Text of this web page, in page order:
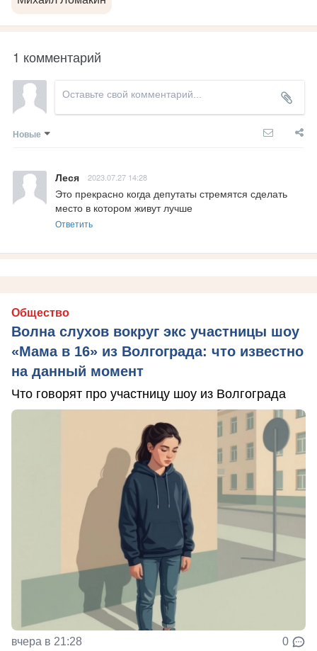
1 комментарий
Новые
Леся 2023.07.27 14:28
Это прекрасно когда депутаты стремятся сделать
место в котором живут лучше
Ответить
Общество
Волна слухов вокруг экс участницы шоу
«Мама в 16» из Волгограда: что известно
на данный момент
Что говорят про участницу шоу из Волгограда
вчера в 21:28 0